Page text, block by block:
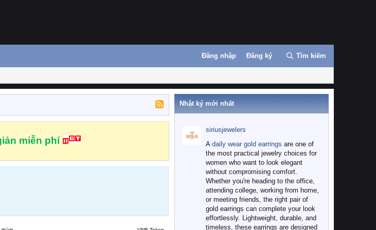
Đăng nhập Đăng ký Tìm kiếm
miễn phí
Nhật ký mới nhất
siriusjewelers
A daily wear gold earrings are one of
the most practical jewelry choices for
women who want to look elegant
without compromising comfort.
Whether you're heading to the office,
attending college, working from home,
or meeting friends, the right pair of
gold earrings can complete your look
effortlessly. Lightweight, durable, and
timeless, these earrings are designed